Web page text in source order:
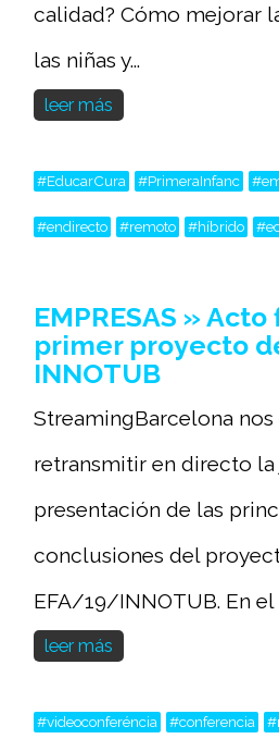
calidad? Cómo mejorar
las niñas y...
leer más
#EducarCura #PrimeraInfanc
#endirecto #remoto #híbrido
EMPRESAS »
primer proyecto
INNOTUB
StreamingBarcelona
retransmitir en directo la
presentación de las
conclusiones del
EFA/19/INNOTUB. En el
leer más
#videoconferéncia #conferencia